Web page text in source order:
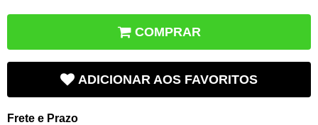
COMPRAR
ADICIONAR AOS FAVORITOS
Frete e Prazo